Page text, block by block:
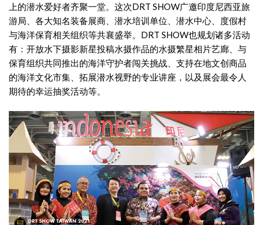
上的潜水爱好者齐聚一堂。这次DRT SHOW广邀印度尼西亚旅
游局、各大知名装备展商、潜水培训单位、潜水中心、度假村
与海洋保育相关组织等共襄盛举。DRT SHOW也规划诸多活动
有：开放水下摄影新星投稿水摄作品的水摄繁星相片艺廊、与
保育组织共同推出的海洋守护者闯关挑战、支持在地文创商品
的海洋文化市集、拓展潜水视野的专业讲座，以及展会最令人
期待的幸运抽奖活动等。